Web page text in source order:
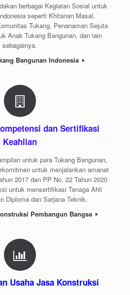
berbagai Kegiatan Sosial untuk
seperti Khitanan Masal,
Tukang, Penanaman Sejuta
Anak Tukang Bangunan, dan lain
sebagainya.
Bangunan Indonesia
dan Sertifikasi
Keahlian
untuk para Tukang Bangunan,
untuk menjalankan amanat
2017 dan PP No. 22 Tahun 2020
untuk mensertifikasi Tenaga Ahli
Diploma dan Sarjana Teknik.
Pembangun Bangsa
Usaha Jasa Konstruksi